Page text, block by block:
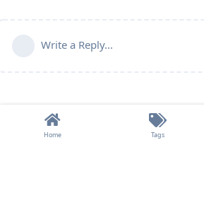
Write a Reply...
Home Tags